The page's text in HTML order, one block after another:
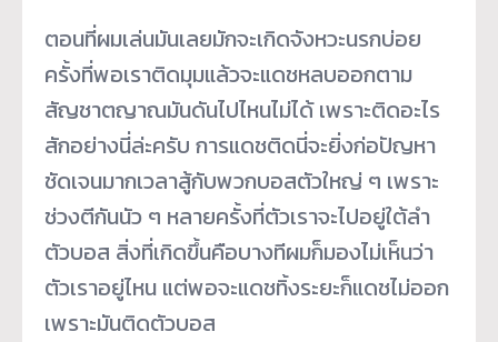
ตอนที่ผมเล่นมันเลยมักจะเกิดจังหวะนรกบ่อย
ครั้งที่พอเราติดมุมแล้วจะแดชหลบออกตาม
สัญชาตญาณมันดันไปไหนไม่ได้ เพราะติดอะไร
สักอย่างนี่ล่ะครับ การแดชติดนี่จะยิ่งก่อปัญหา
ชัดเจนมากเวลาสู้กับพวกบอสตัวใหญ่ ๆ เพราะ
ช่วงตีกันนัว ๆ หลายครั้งที่ตัวเราจะไปอยู่ใต้ลำ
ตัวบอส สิ่งที่เกิดขึ้นคือบางทีผมก็มองไม่เห็นว่า
ตัวเราอยู่ไหน แต่พอจะแดชทิ้งระยะก็แดชไม่ออก
เพราะมันติดตัวบอส